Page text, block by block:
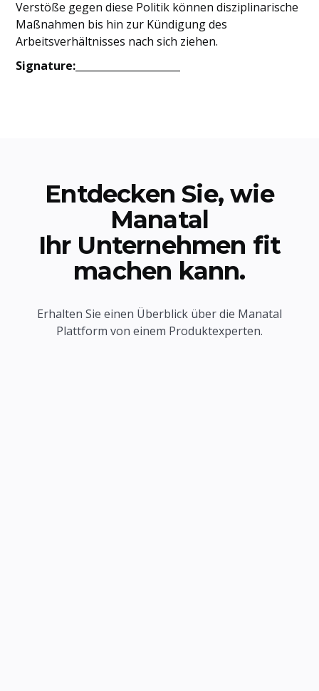
Verstöße gegen diese Politik können disziplinarische
Maßnahmen bis hin zur Kündigung des
Arbeitsverhältnisses nach sich ziehen.
Signature:_____________________
Entdecken Sie, wie
Manatal
Ihr Unternehmen fit
machen kann.
Erhalten Sie einen Überblick über die Manatal
Plattform von einem Produktexperten.